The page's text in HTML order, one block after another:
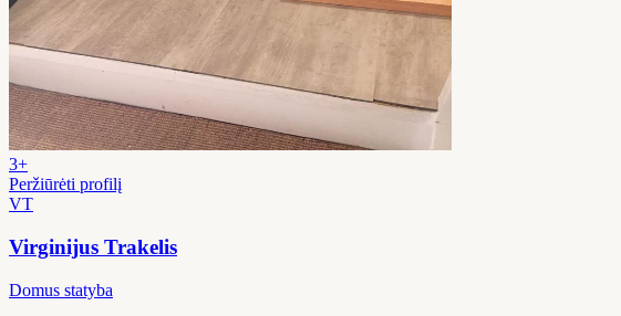
3+
Peržiūrėti profilį
VT
Virginijus Trakelis
Domus statyba